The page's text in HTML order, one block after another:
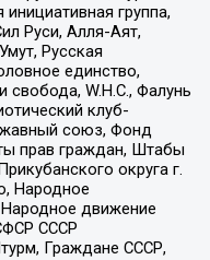
группа,
Руси, Алля-Аят,
Русская
единство,
W.H.С., Фалунь
клуб-
союз, Фонд
прав граждан, Штабы
округа г.
Народное
движение
СССР
Граждане СССР,